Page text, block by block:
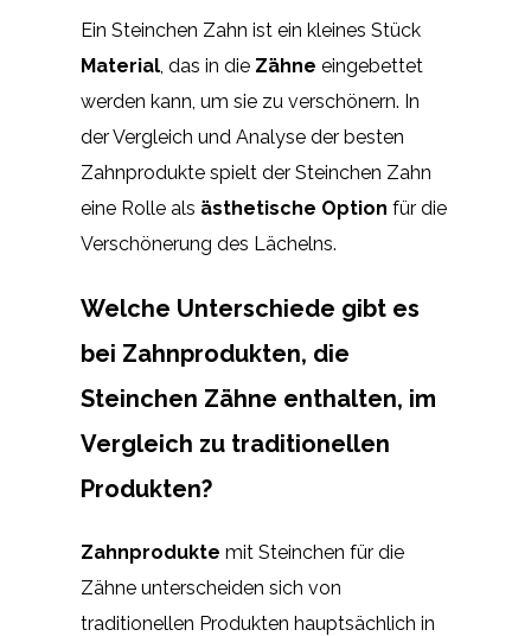
Ein Steinchen Zahn ist ein kleines Stück
Material, das in die Zähne eingebettet
werden kann, um sie zu verschönern. In
der Vergleich und Analyse der besten
Zahnprodukte spielt der Steinchen Zahn
eine Rolle als ästhetische Option für die
Verschönerung des Lächelns.
Welche Unterschiede gibt es
bei Zahnprodukten, die
Steinchen Zähne enthalten, im
Vergleich zu traditionellen
Produkten?
Zahnprodukte mit Steinchen für die
Zähne unterscheiden sich von
traditionellen Produkten hauptsächlich in